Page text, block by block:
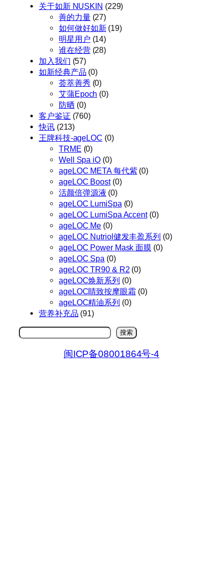
关于如新 NUSKIN (229)
善的力量(27)
如何做好如新(19)
明星用户 (14)
谁在经营(28)
加入我们 (57)
如新经典产品 (0)
荟萃善秀 (0)
艾蒲Epoch (0)
防晒 (0)
客户鉴证 (760)
快讯(213)
王牌科技-ageLOC (0)
TRME (0)
Well Spa iO(0)
ageLOC META 每代紫(0)
ageLOC Boost(0)
活颜倍弹源液 (0)
ageLOC LumiSpa (0)
ageLOC LumiSpa Accent(0)
ageLOC Me (0)
ageLOC Nutriol健发丰盈系列 (0)
ageLOC Power Mask 面膜 (0)
ageLOC Spa (0)
ageLOC TR90 & R2 (0)
ageLOC焕新系列 (0)
ageLOC睛致按摩眼霜 (0)
ageLOC精油系列 (0)
营养补充品 (91)
搜
搜索
闽ICP备08001864号-4